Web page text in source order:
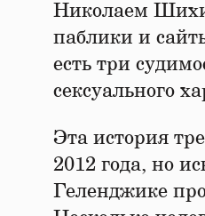
Николаем
паблики и
есть три
сексуального
Эта история
2012 года, но
Геленджике